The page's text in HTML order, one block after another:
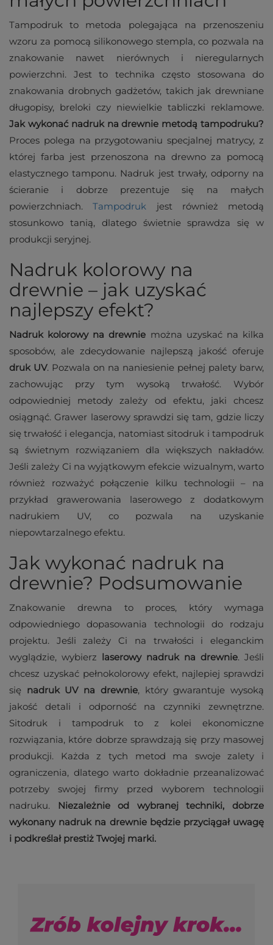
Tampodruk to metoda polegająca na przenoszeniu
wzoru za pomocą silikonowego stempla, co pozwala na
znakowanie nawet nierównych i nieregularnych
powierzchni. Jest to technika często stosowana do
znakowania drobnych gadżetów, takich jak drewniane
długopisy, breloki czy niewielkie tabliczki reklamowe.
Jak wykonać nadruk na drewnie metodą tampodruku?
Proces polega na przygotowaniu specjalnej matrycy, z
której farba jest przenoszona na drewno za pomocą
elastycznego tamponu. Nadruk jest trwały, odporny na
ścieranie i dobrze prezentuje się na małych
powierzchniach.Tampodruk jest również metodą
stosunkowo tanią, dlatego świetnie sprawdza się w
produkcji seryjnej.
Nadruk kolorowy na
drewnie – jak uzyskać
najlepszy efekt?
Nadruk kolorowy na drewnie można uzyskać na kilka
sposobów, ale zdecydowanie najlepszą jakość oferuje
druk UV. Pozwala on na naniesienie pełnej palety barw,
zachowując przy tym wysoką trwałość. Wybór
odpowiedniej metody zależy od efektu, jaki chcesz
osiągnąć. Grawer laserowy sprawdzi się tam, gdzie liczy
się trwałość i elegancja, natomiast sitodruk i tampodruk
są świetnym rozwiązaniem dla większych nakładów.
Jeśli zależy Ci na wyjątkowym efekcie wizualnym, warto
również rozważyć połączenie kilku technologii – na
przykład grawerowania laserowego z dodatkowym
nadrukiem UV, co pozwala na uzyskanie
niepowtarzalnego efektu.
Jak wykonać nadruk na
drewnie? Podsumowanie
Znakowanie drewna to proces, który wymaga
odpowiedniego dopasowania technologii do rodzaju
projektu. Jeśli zależy Ci na trwałości i eleganckim
wyglądzie, wybierz laserowy nadruk na drewnie. Jeśli
chcesz uzyskać pełnokolorowy efekt, najlepiej sprawdzi
się nadruk UV na drewnie, który gwarantuje wysoką
jakość detali i odporność na czynniki zewnętrzne.
Sitodruk i tampodruk to z kolei ekonomiczne
rozwiązania, które dobrze sprawdzają się przy masowej
produkcji. Każda z tych metod ma swoje zalety i
ograniczenia, dlatego warto dokładnie przeanalizować
potrzeby swojej firmy przed wyborem technologii
nadruku. Niezależnie od wybranej techniki, dobrze
wykonany nadruk na drewnie będzie przyciągał uwagę
i podkreślał prestiż Twojej marki.